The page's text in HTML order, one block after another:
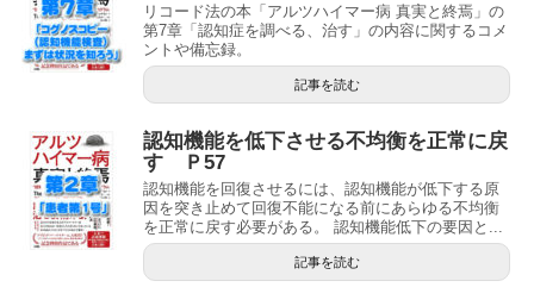
リコード法の本「アルツハイマー病 真実と終焉」の
第7章「認知症を調べる、治す」の内容に関するコメ
ントや備忘録。
記事を読む
認知機能を低下させる不均衡を正常に戻
す Ｐ57
認知機能を回復させるには、認知機能が低下する原
因を突き止めて回復不能になる前にあらゆる不均衡
を正常に戻す必要がある。 認知機能低下の要因と...
記事を読む